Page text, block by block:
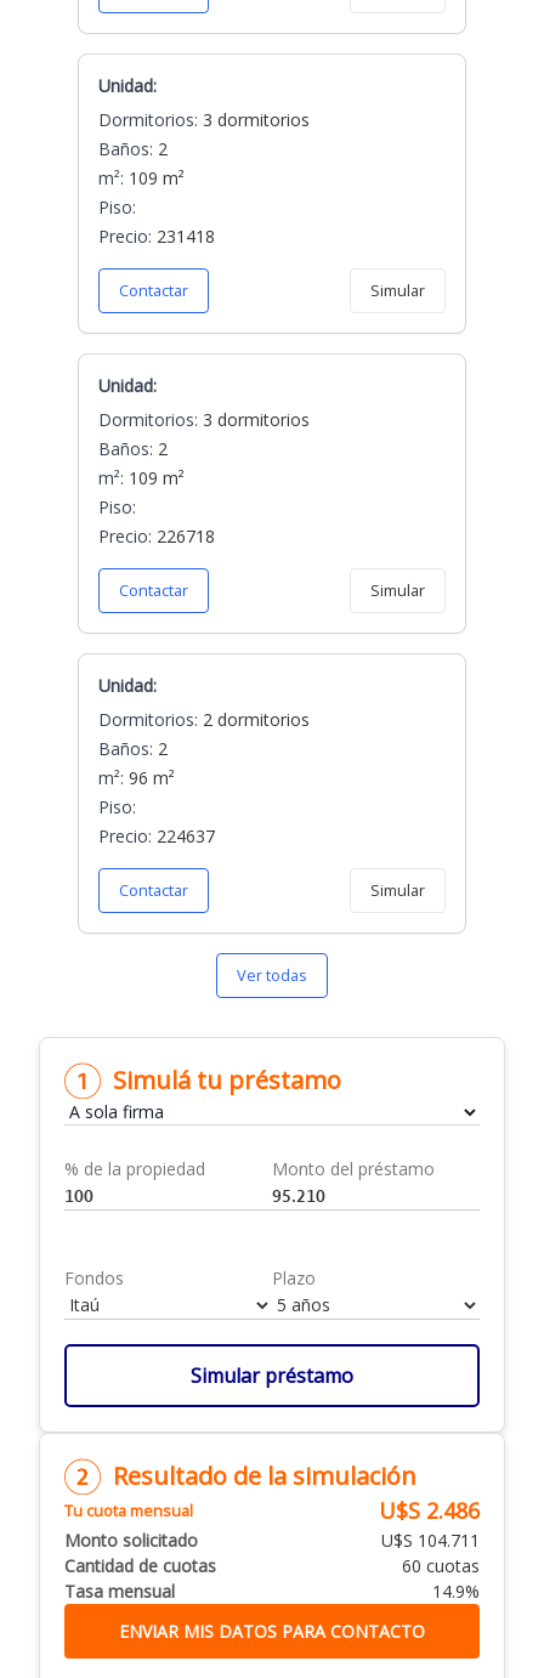
Unidad:
Dormitorios: 3 dormitorios
Baños: 2
m²: 109 m²
Piso:
Precio: 231418
Contactar Simular
Unidad:
Dormitorios: 3 dormitorios
Baños: 2
m²: 109 m²
Piso:
Precio: 226718
Contactar Simular
Unidad:
Dormitorios: 2 dormitorios
Baños: 2
m²: 96 m²
Piso:
Precio: 224637
Contactar Simular
Ver todas
Simulá tu préstamo
% de la propiedad Monto del préstamo
Fondos Plazo
Simular préstamo
Resultado de la simulación
Tu cuota mensual U$S 2.486
Monto solicitado
U$S 104.711
Cantidad de cuotas
60 cuotas
Tasa mensual
14.9%
ENVIAR MIS DATOS PARA CONTACTO